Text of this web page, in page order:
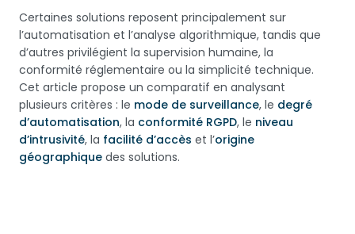
Certaines solutions reposent principalement sur
l’automatisation et l’analyse algorithmique, tandis que
d’autres privilégient la supervision humaine, la
conformité réglementaire ou la simplicité technique.
Cet article propose un comparatif en analysant
plusieurs critères : le mode de surveillance, le degré
d’automatisation, la conformité RGPD, le niveau
d’intrusivité, la facilité d’accès et l’origine
géographique des solutions.